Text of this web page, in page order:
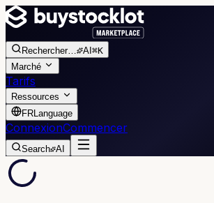
Rechercher… AI ⌘K
Marché
Tarifs
Ressources
FRLanguage
ConnexionCommencer
Search AI